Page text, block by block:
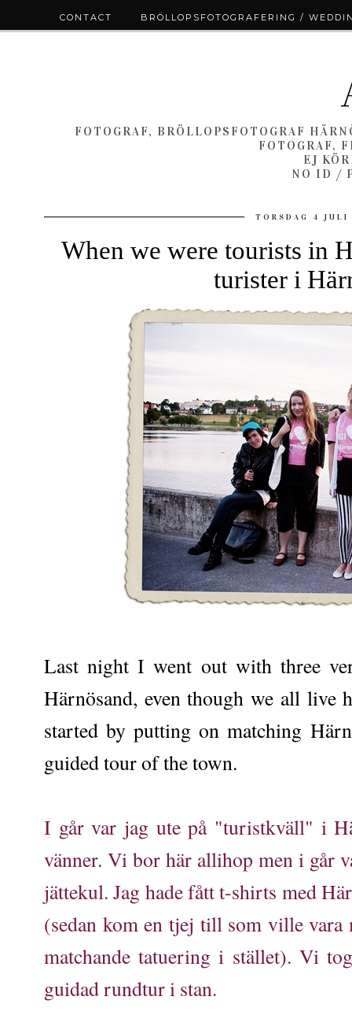
FOTOGRAF, BRÖLLOPSFOTOGRAF
FOTOGRAF,
EJ
NO ID /
TORSDAG 4
When we were tourists in
turister i
Last night I went out with three
Härnösand, even though we all live
started by putting on matching
guided tour of the town.
I går var jag ute på "turistkväll" i
vänner. Vi bor här allihop men i går
jättekul. Jag hade fått t-shirts med
(sedan kom en tjej till som ville vara
matchande tatuering i stället). Vi
guidad rundtur i stan.
CONTACT BRÖLLOPSFOTOGRAFERING /